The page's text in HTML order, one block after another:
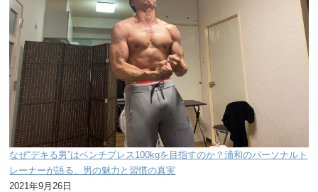
なぜ“デキる男”はベンチプレス100kgを目指すのか？浦和のパーソナルト
レーナーが語る、男の魅力と習慣の真実
2021年9月26日